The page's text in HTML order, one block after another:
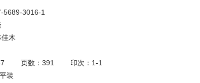
5689-3016-1
木
页数：391
印次：1-1
装